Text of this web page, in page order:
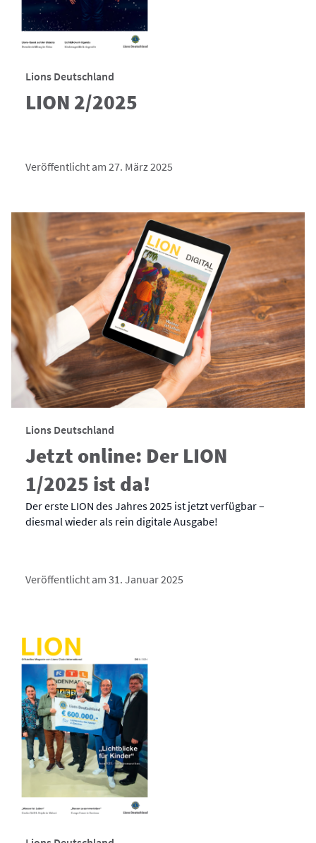
Lions Deutschland
LION 2/2025
Veröffentlicht am 27. März 2025
Lions Deutschland
Jetzt online: Der LION
1/2025 ist da!
Der erste LION des Jahres 2025 ist jetzt verfügbar –
diesmal wieder als rein digitale Ausgabe!
Veröffentlicht am 31. Januar 2025